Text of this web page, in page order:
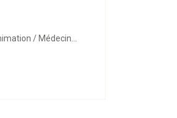
/ Médecin